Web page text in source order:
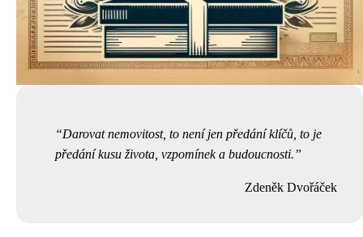
Darovat nemovitost, to není jen předání klíčů, to je
předání kusu života, vzpomínek a budoucnosti.
Zdeněk Dvořáček